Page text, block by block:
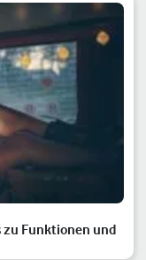
zu Funktionen und